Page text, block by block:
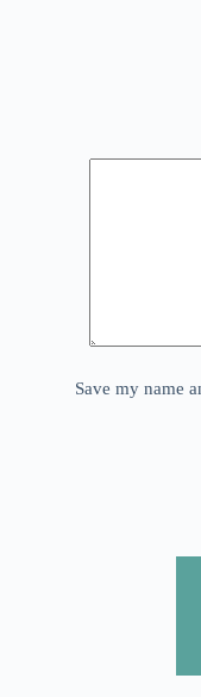
Save my name